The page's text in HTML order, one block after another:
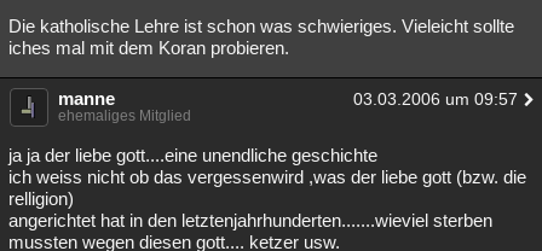
Die katholische Lehre ist schon was schwieriges. Vieleicht sollte
iches mal mit dem Koran probieren.
manne 03.03.2006 um 09:57
ehemaliges Mitglied
ja ja der liebe gott....eine unendliche geschichte
ich weiss nicht ob das vergessenwird ,was der liebe gott (bzw. die
relligion)
angerichtet hat in den letztenjahrhunderten.......wieviel sterben
mussten wegen diesen gott.... ketzer usw.